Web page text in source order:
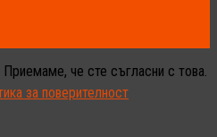
Приемаме, че сте съгласни с това.
за поверителност